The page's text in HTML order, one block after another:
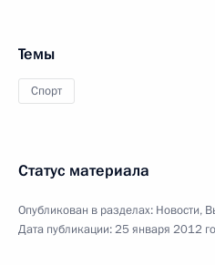
Темы
Спорт
Статус материала
Опубликован в разделах: Новости,
Дата публикации:25 января 2012